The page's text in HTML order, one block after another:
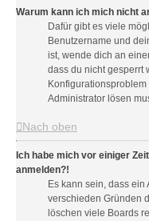
Warum kann ich mich nicht
Dafür gibt es viele
Benutzername und
ist, wende dich an
dass du nicht gesperrt
Administrator lösen
Nach oben
Ich habe mich vor einiger
anmelden?!
Es kann sein, dass
verschieden Gründen
löschen viele Boards